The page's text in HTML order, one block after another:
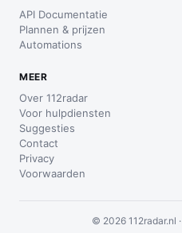
API Documentatie
Plannen & prijzen
Automations
MEER
Over 112radar
Voor hulpdiensten
Suggesties
Contact
Privacy
Voorwaarden
© 2026 112radar.nl ·